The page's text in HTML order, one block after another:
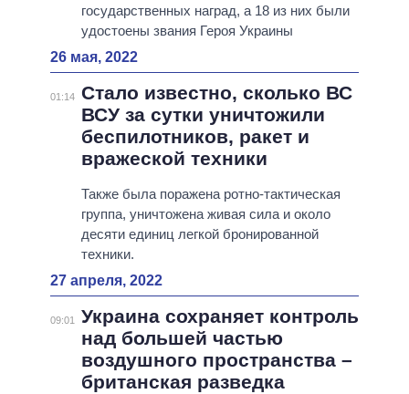
государственных наград, а 18 из них были
удостоены звания Героя Украины
26 мая, 2022
01:14 Стало известно, сколько ВС
ВСУ за сутки уничтожили
беспилотников, ракет и
вражеской техники
Также была поражена ротно-тактическая
группа, уничтожена живая сила и около
десяти единиц легкой бронированной
техники.
27 апреля, 2022
09:01
Украина сохраняет контроль
над большей частью
воздушного пространства –
британская разведка